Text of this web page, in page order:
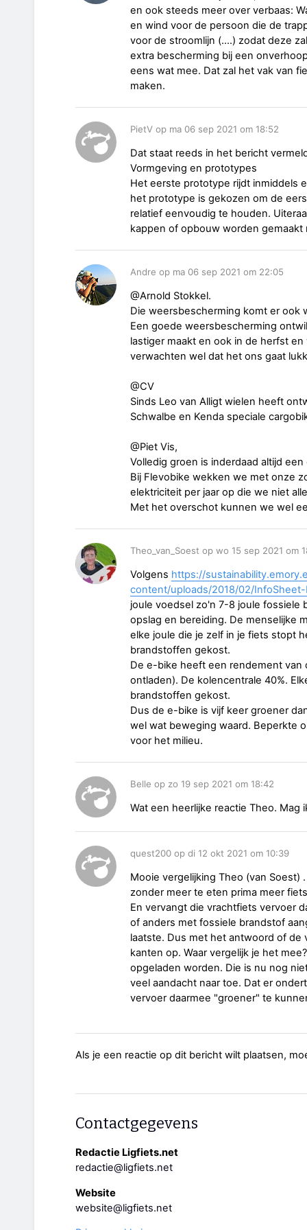
en ook steeds meer over verbaas:
en wind voor de persoon die de
voor de stroomlijn (....) zodat deze
extra bescherming bij een
eens wat mee. Dat zal het vak van
maken.
PietV op ma 06 sep 2021 om 18:52
Dat staat reeds in het bericht
Vormgeving en prototypes
Het eerste prototype rijdt inmiddels
het prototype is gekozen om de
relatief eenvoudig te houden.
kappen of opbouw worden
Andre op ma 06 sep 2021 om 22:05
@Arnold Stokkel.
Die weersbescherming komt er ook
Een goede weersbescherming
lastiger maakt en ook in de herfst
verwachten wel dat het ons gaat
@CV
Sinds Leo van Alligt wielen heeft
Schwalbe en Kenda speciale
@Piet Vis,
Volledig groen is inderdaad altijd
Bij Flevobike wekken we met onze
elektriciteit per jaar op die we niet
Met het overschot kunnen we wel
Theo_van_Soest op wo 15 sep 2021 om
Volgens https://
content/uploads/2018/02/
joule voedsel zo'n 7-8 joule
opslag en bereiding. De menselijke
elke joule die je zelf in je fiets stopt
brandstoffen gekost.
De e-bike heeft een rendement van
ontladen). De kolencentrale 40%.
brandstoffen gekost.
Dus de e-bike is vijf keer groener
wel wat beweging waard. Beperkte
voor het milieu.
Belle op zo 19 sep 2021 om 18:42
Wat een heerlijke reactie Theo.
quest200 op di 12 okt 2021 om 10:39
Mooie vergelijking Theo (van
zonder meer te eten prima meer
En vervangt die vrachtfiets vervoer
of anders met fossiele brandstof
laatste. Dus met het antwoord of de
kanten op. Waar vergelijk je het
opgeladen worden. Die is nu nog
veel aandacht naar toe. Dat er
vervoer daarmee "groener" te
Als je een reactie op dit bericht wilt plaatsen,
Contactgegevens
Redactie Ligfiets.net
redactie@ligfiets.net
Website
website@ligfiets.net